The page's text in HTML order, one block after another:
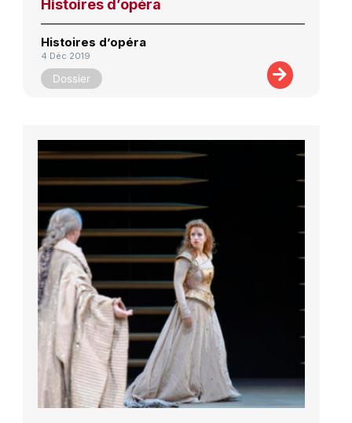
Histoires d’opéra
Histoires d’opéra
4 Déc 2019
Dossier